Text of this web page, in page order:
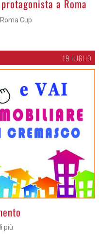
a Roma
Cup
19 LUGLIO
più